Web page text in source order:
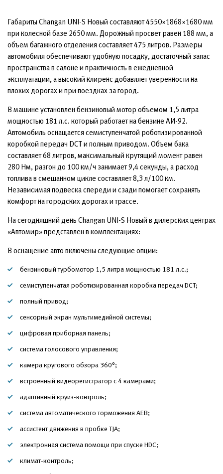
Габариты Changan UNI-S Новый составляют 4550×1868×1680 мм
при колесной базе 2650 мм. Дорожный просвет равен 188 мм, а
объем багажного отделения составляет 475 литров. Размеры
автомобиля обеспечивают удобную посадку, достаточный запас
пространства в салоне и практичность в ежедневной
эксплуатации, а высокий клиренс добавляет уверенности на
плохих дорогах и при поездках за город.
В машине установлен бензиновый мотор объемом 1,5 литра
мощностью 181 л.с. который работает на бензине АИ-92.
Автомобиль оснащается семиступенчатой роботизированной
коробкой передач DCT и полным приводом. Объем бака
составляет 68 литров, максимальный крутящий момент равен
280 Нм, разгон до 100 км/ч занимает 9,4 секунды, а расход
топлива в смешанном цикле составляет 8,3 л/100 км.
Независимая подвеска спереди и сзади помогает сохранять
комфорт на городских дорогах и трассе.
На сегодняшний день Changan UNI-S Новый в дилерских центрах
«Автомир» представлен в комплектациях:
В оснащение авто включены следующие опции:
бензиновый турбомотор 1,5 литра мощностью 181 л.с.;
семиступенчатая роботизированная коробка передач DCT;
полный привод;
сенсорный экран мультимедийной системы;
цифровая приборная панель;
система голосового управления;
камера кругового обзора 360°;
встроенный видеорегистратор с 4 камерами;
адаптивный круиз-контроль;
система автоматического торможения AEB;
ассистент движения в пробке TJA;
электронная система помощи при спуске HDC;
климат-контроль;